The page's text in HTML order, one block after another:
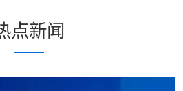
点新闻